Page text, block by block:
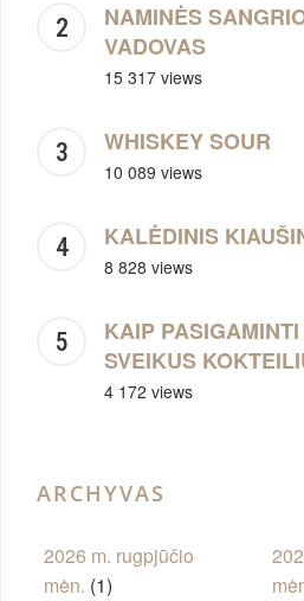
NAMINĖS
VADOVAS
15 317 views
WHISKEY SOUR
10 089 views
KALĖDINIS
8 828 views
KAIP
SVEIKUS
4 172 views
ARCHYVAS
2026 m. rugpjūčio
mėn. (1)